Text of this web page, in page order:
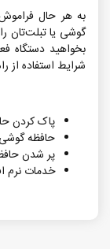
به هر حال
گوشی یا تبلت‌تان
بخواهید دستگاه
شرایط استفاده از
پاک کردن
حافظه گوشی
پر شدن
خدمات نرم